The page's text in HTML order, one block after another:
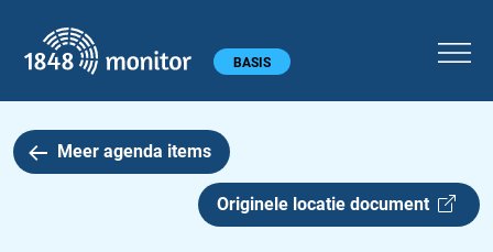
Hoofdmenu BASIS
Meer agenda items
Originele locatie document